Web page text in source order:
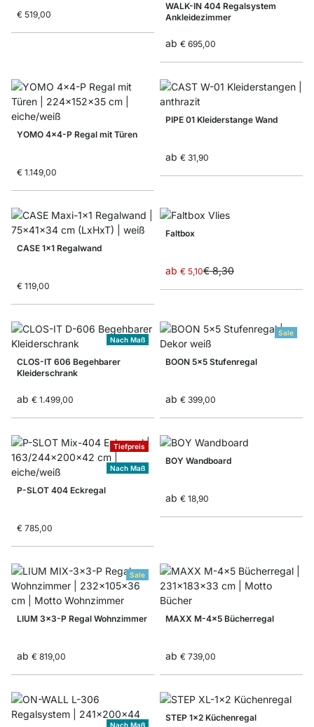
€ 519,00
WALK-IN 404 Regalsystem
Ankleidezimmer
ab € 695,00
YOMO 4x4-P Regal mit Türen
€ 1.149,00
PIPE 01 Kleiderstange Wand
ab € 31,90
CASE 1x1 Regalwand
€ 119,00
Faltbox
ab € 5,10€ 8,30
Nach Maß
CLOS-IT 606 Begehbarer
Kleiderschrank
ab € 1.499,00
Sale
BOON 5x5 Stufenregal
ab € 399,00
Tiefpreis
Nach Maß
P-SLOT 404 Eckregal
€ 785,00
BOY Wandboard
ab € 18,90
Sale
LIUM 3x3-P Regal Wohnzimmer
ab € 819,00
MAXX M-4x5 Bücherregal
ab € 739,00
Nach Maß
STEP 1x2 Küchenregal